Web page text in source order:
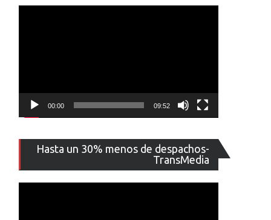
00:00 09:52
Hasta un 30% menos de despachos-
TransMedia
de
vídeo